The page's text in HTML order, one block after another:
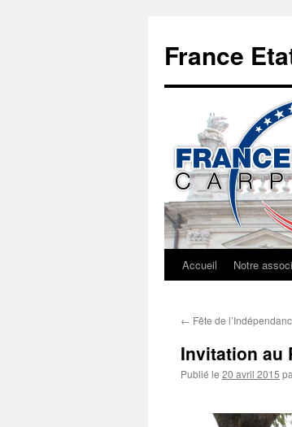
contenu
France
Accueil Notre
← Fête de
Invitation au
Publié le 20 avril 2015